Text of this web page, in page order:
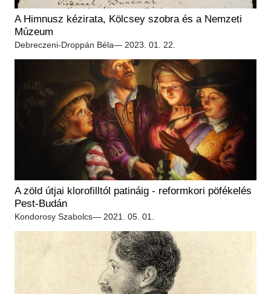
Régészet
Tagintézmények
Felnőttképzés
Képcsarnok
Történeti Fényképtár
Éremtár
Központi Könyvtár
A Himnusz kézirata, Kölcsey szobra és a Nemzeti
Múzeum
Debreczeni-Droppán Béla— 2023. 01. 22.
A zöld útjai klorofilltól patináig - reformkori pöfékelés
Pest-Budán
Kondorosy Szabolcs— 2021. 05. 01.